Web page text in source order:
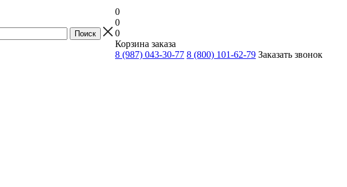
0
0
0
Корзина заказа
8 (987) 043-30-77 8 (800) 101-62-79 Заказать звонок